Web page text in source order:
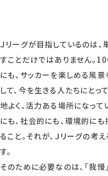
Ｊリーグが目指しているのは
すことだけではありません。
にも、サッカーを楽しめる風景
して、今を生きる人たちにとっ
地よく、活力ある場所になって
にも、社会的にも、環境的に
ること。それが、Ｊリーグの考
す。
そのために必要なのは、「我慢